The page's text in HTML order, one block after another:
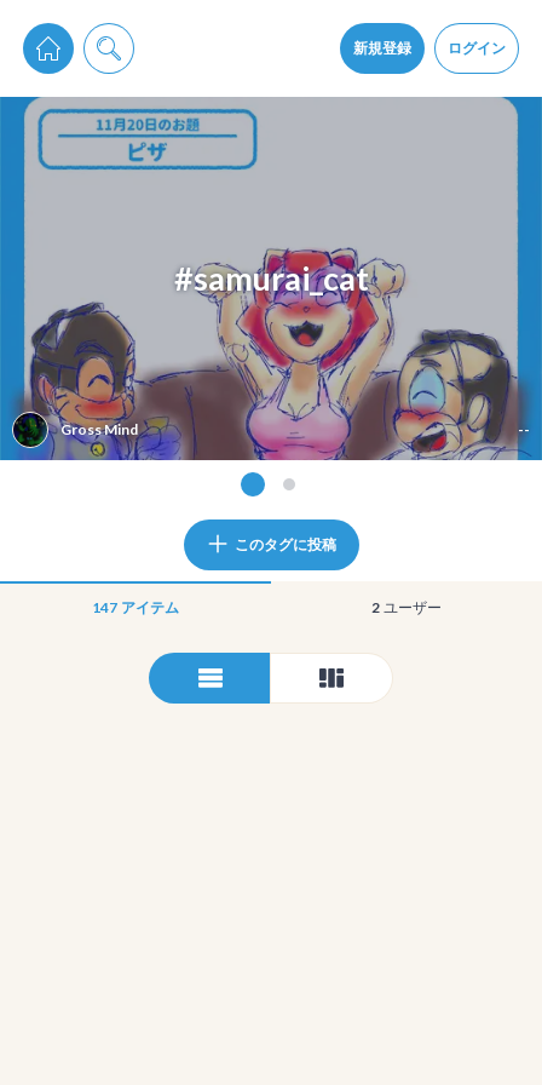
新規登録 ログイン
pixiv Sketchは2024年5月28日付で プライパシーポリシーを改定しました。
通知を受け取るにはここをクリックします
pixiv Sketchアプリでさらに快適に！
アプリをインストール
#samurai_cat
Gross Mind --
このタグに投稿
147 アイテム 2 ユーザー